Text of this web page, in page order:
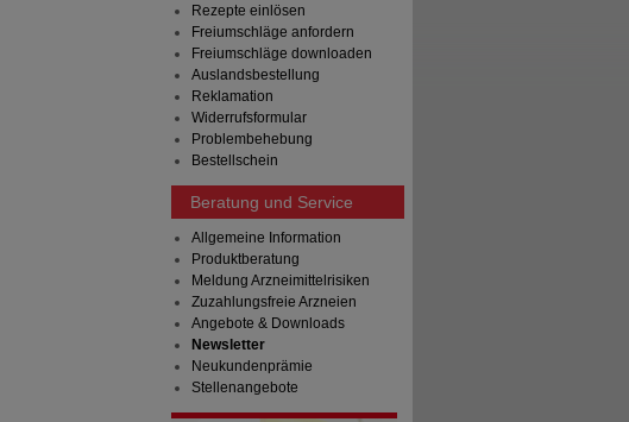
Rezepte einlösen
Freiumschläge anfordern
Freiumschläge downloaden
Auslandsbestellung
Reklamation
Widerrufsformular
Problembehebung
Bestellschein
Beratung und Service
Allgemeine Information
Produktberatung
Meldung Arzneimittelrisiken
Zuzahlungsfreie Arzneien
Angebote & Downloads
Newsletter
Neukundenprämie
Stellenangebote